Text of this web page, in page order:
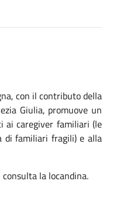
con il contributo della
Giulia, promuove un
caregiver familiari (le
di familiari fragili) e alla
la locandina.